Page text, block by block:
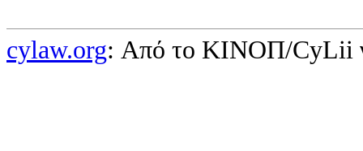
cylaw.org: Από το ΚΙΝOΠ/CyLii